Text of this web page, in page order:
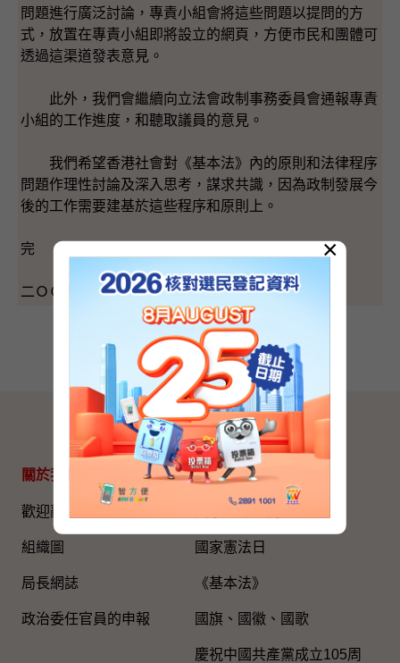
問題進行廣泛討論，專責小組會將這些問題以提問的方
式，放置在專責小組即將設立的網頁，方便市民和團體可
透過這渠道發表意見。
此外，我們會繼續向立法會政制事務委員會通報專責
小組的工作進度，和聽取議員的意見。
我們希望香港社會對《基本法》內的原則和法律程序
問題作理性討論及深入思考，謀求共識，因為政制發展今
後的工作需要建基於這些程序和原則上。
完
二ＯＯ四年二月十八日（星期三）
網站地圖
關於我們
歡迎辭
組織圖​
局長網誌
政治委任官員的申報
專題資料
國家憲法日
《基本法》
國旗、國徽、國歌
慶祝中國共產黨成立105周
×